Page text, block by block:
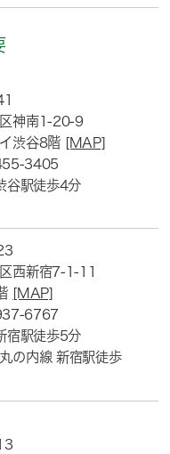
神南1-20-9
渋谷8階 [MAP]
3405
谷駅徒歩4分
西新宿7-1-11
[MAP]
6767
宿駅徒歩5分
の内線 新宿駅徒歩